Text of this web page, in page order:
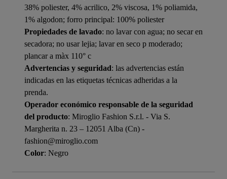
38% poliester, 4% acrilico, 2% viscosa, 1% poliamida,
1% algodon; forro principal: 100% poliester
Propiedades de lavado: no lavar con agua; no secar en
secadora; no usar lejia; lavar en seco p moderado;
plancar a màx 110° c
Advertencias y seguridad: las advertencias están
indicadas en las etiquetas técnicas adheridas a la
prenda.
Operador económico responsable de la seguridad
del producto: Miroglio Fashion S.r.l. - Via S.
Margherita n. 23 – 12051 Alba (Cn) -
fashion@miroglio.com
Color: Negro